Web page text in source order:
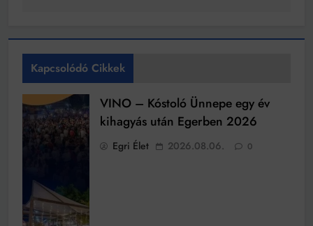
Kapcsolódó Cikkek
VINO – Kóstoló Ünnepe egy év
kihagyás után Egerben 2026
Egri Élet 2026.08.06. 0